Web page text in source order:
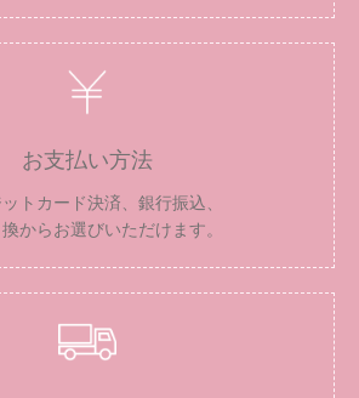
お支払い方法
トカード決済、銀行振込、
からお選びいただけます。